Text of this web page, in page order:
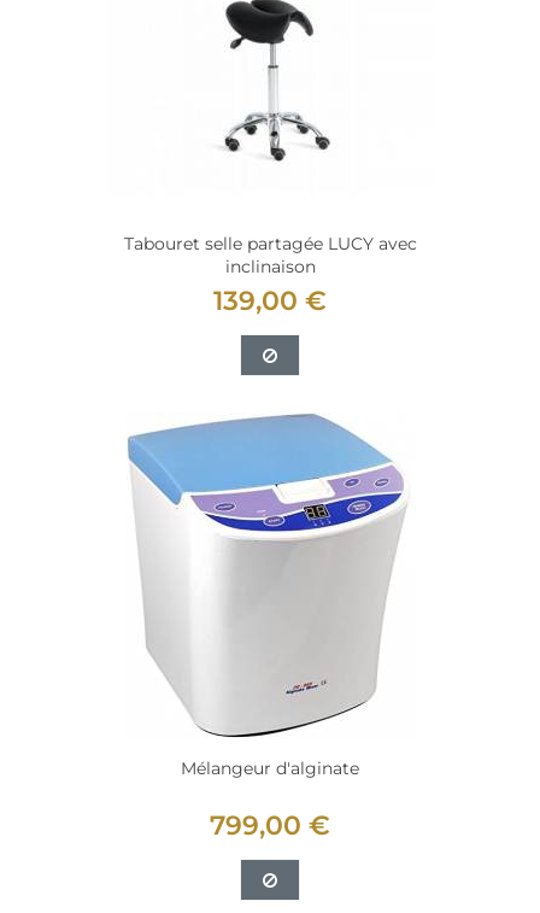
Tabouret selle partagée LUCY avec
inclinaison
139,00 €
Mélangeur d'alginate
799,00 €